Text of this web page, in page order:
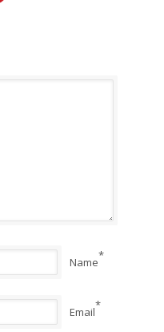
Name*
Email*